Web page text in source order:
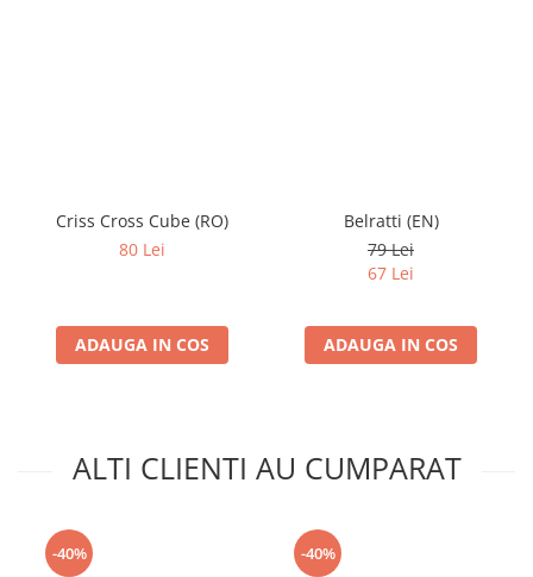
Criss Cross Cube (RO)
80 Lei
ADAUGA IN COS
Belratti (EN)
79 Lei
67 Lei
ADAUGA IN COS
ALTI CLIENTI AU CUMPARAT
-40% -40%